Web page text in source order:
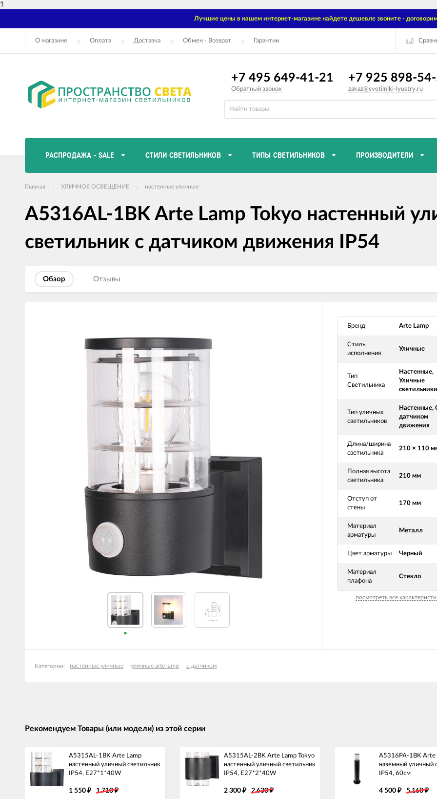
1
Лучшие цены в нашем интернет-магазине найдете дешевле звоните -
О магазине Оплата Доставка Обмен - Возврат Гарантии
+7 495 649-41-21
Обратный звонок
+7 925 898-
zakaz@svetilniki-lyustry.ru
РАСПРОДАЖА - SALE СТИЛИ СВЕТИЛЬНИКОВ ТИПЫ СВЕТИЛЬНИКОВ ПРОИЗВОДИТЕЛИ
Главная УЛИЧНОЕ ОСВЕЩЕНИЕ настенные уличные
A5316AL-1BK Arte Lamp Tokyo настенный
светильник с датчиком движения IP54
Обзор Отзывы
Бренд Arte Lamp
Стиль
исполнения
Уличные
Тип
Светильника
Настенные,
Уличные
светильники
Тип уличных
светильников
Настенные,
датчиком
движения
Длина/ширина
светильника
210 × 110
Полная высота
светильника
210 мм
Отступ от
стены
170 мм
Материал
арматуры
Металл
Цвет арматуры Черный
Материал
плафона
Стекло
посмотреть все
Категории: настенные уличные уличные arte lamp с датчиком
Рекомендуем Товары (или модели) из этой серии
A5315AL-1BK Arte Lamp
настенный уличный светильник
IP54, E27*1*40W
1 550 ₽ 1 710₽
A5315AL-2BK Arte Lamp Tokyo
настенный уличный светильник
IP54, E27*2*40W
2 300 ₽ 2 630₽
A5316PA-1BK Arte
наземный уличный
IP54, 60см
4 500 ₽ 5 160₽